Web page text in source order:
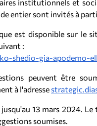
institutionnels et
entier sont invités à
est disponible sur le
:
shedio-gia-apodemo-
peuvent être
à l'adresse
13 mars 2024.
soumises.